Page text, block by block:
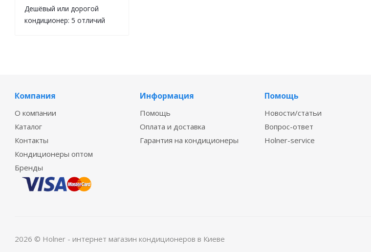
Дешёвый или дорогой
кондиционер: 5 отличий
Компания
О компании
Каталог
Контакты
Кондиционеры оптом
Бренды
Информация
Помощь
Оплата и доставка
Гарантия на кондиционеры
Помощь
Новости/статьи
Вопрос-ответ
Holner-service
2026 © Holner - интернет магазин кондиционеров в Киеве